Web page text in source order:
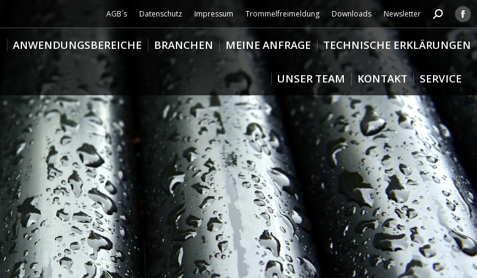
AGB´s Datenschutz Impressum Trommelfreimeldung Downloads Newsletter Search:
ANWENDUNGSBEREICHE BRANCHEN MEINE ANFRAGE TECHNISCHE ERKLÄRUNGEN
UNSER TEAM KONTAKT SERVICE